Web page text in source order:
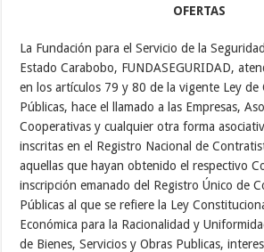
OFERTAS
La Fundación para el Servicio de la
Estado Carabobo, FUNDASEGURIDAD,
en los artículos 79 y 80 de la vigente Ley de
Públicas, hace el llamado a las Empresas,
Cooperativas y cualquier otra forma
inscritas en el Registro Nacional de
aquellas que hayan obtenido el respectivo
inscripción emanado del Registro Único de
Públicas al que se refiere la Ley
Económica para la Racionalidad y
de Bienes, Servicios y Obras Publicas,